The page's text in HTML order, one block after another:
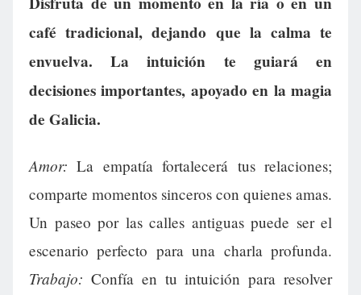
café tradicional, dejando que la calma te
envuelva. La intuición te guiará en
decisiones importantes, apoyado en la magia
de Galicia.
Amor: La empatía fortalecerá tus relaciones;
comparte momentos sinceros con quienes amas.
Un paseo por las calles antiguas puede ser el
escenario perfecto para una charla profunda.
Trabajo: Confía en tu intuición para resolver